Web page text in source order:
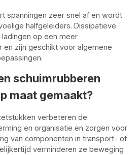
spanningen zeer snel af en wordt
halfgeleiders. Dissipatieve
op een meer
en zijn geschikt voor algemene
schuimrubberen
maat gemaakt?
verbeteren de
en organisatie en zorgen voor
van componenten in transport- of
verminderen ze beweging